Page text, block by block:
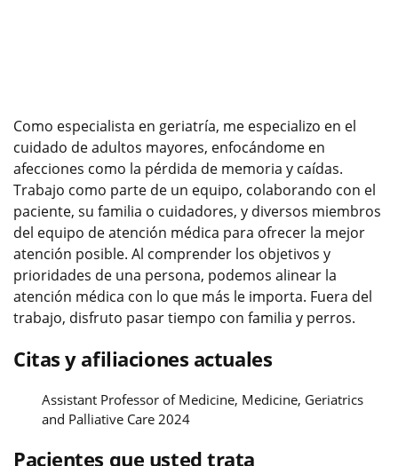
Como especialista en geriatría, me especializo en el
cuidado de adultos mayores, enfocándome en
afecciones como la pérdida de memoria y caídas.
Trabajo como parte de un equipo, colaborando con el
paciente, su familia o cuidadores, y diversos miembros
del equipo de atención médica para ofrecer la mejor
atención posible. Al comprender los objetivos y
prioridades de una persona, podemos alinear la
atención médica con lo que más le importa. Fuera del
trabajo, disfruto pasar tiempo con familia y perros.
Citas y afiliaciones actuales
Assistant Professor of Medicine, Medicine, Geriatrics
and Palliative Care 2024
Pacientes que usted trata